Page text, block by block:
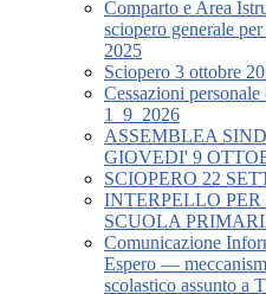
Comparto e Area
sciopero generale
2025
Sciopero 3 ottobre
Cessazioni
1_9_2026
ASSEMBLEA
GIOVEDI' 9
SCIOPERO 22
INTERPELLO
SCUOLA
Comunicazione
Espero —
scolastico assunto a